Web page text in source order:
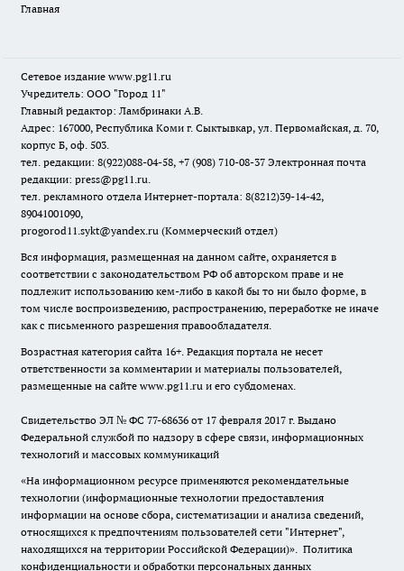
Главная
Сетевое издание www.pg11.ru
Учредитель: ООО "Город 11"
Главный редактор: Ламбринаки А.В.
Адрес: 167000, Республика Коми г. Сыктывкар, ул. Первомайская, д. 70,
корпус Б, оф. 503.
тел. редакции: 8(922)088-04-58, +7 (908) 710-08-37 Электронная почта
редакции: press@pg11.ru.
тел. рекламного отдела Интернет-портала: 8(8212)39-14-42,
89041001090,
progorod11.sykt@yandex.ru (Коммерческий отдел)
Вся информация, размещенная на данном сайте, охраняется в
соответствии с законодательством РФ об авторском праве и не
подлежит использованию кем-либо в какой бы то ни было форме, в
том числе воспроизведению, распространению, переработке не иначе
как с письменного разрешения правообладателя.
Возрастная категория сайта 16+. Редакция портала не несет
ответственности за комментарии и материалы пользователей,
размещенные на сайте www.pg11.ru и его субдоменах.
Свидетельство ЭЛ № ФС 77-68636 от 17 февраля 2017 г. Выдано
Федеральной службой по надзору в сфере связи, информационных
технологий и массовых коммуникаций
«На информационном ресурсе применяются рекомендательные
технологии (информационные технологии предоставления
информации на основе сбора, систематизации и анализа сведений,
относящихся к предпочтениям пользователей сети "Интернет",
находящихся на территории Российской Федерации)». Политика
конфиденциальности и обработки персональных данных